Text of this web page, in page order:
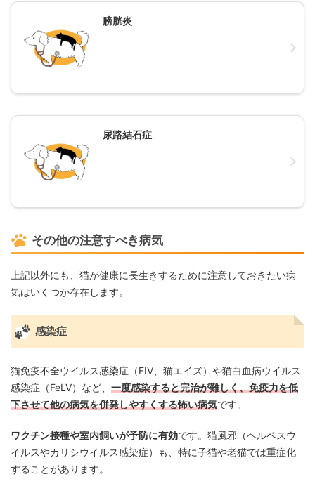
膀胱炎
尿路結石症
その他の注意すべき病気
上記以外にも、猫が健康に長生きするために注意しておきたい病
気はいくつか存在します。
感染症
猫免疫不全ウイルス感染症（FIV、猫エイズ）や猫白血病ウイルス
感染症（FeLV）など、 一度感染すると完治が難しく、免疫力を低
下させて他の病気を併発しやすくする怖い病気です。
ワクチン接種や室内飼いが予防に有効です。猫風邪（ヘルペスウ
イルスやカリシウイルス感染症）も、特に子猫や老猫では重症化
することがあります。